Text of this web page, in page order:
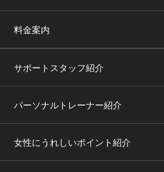
料金案内
サポートスタッフ紹介
パーソナルトレーナー紹介
女性にうれしいポイント紹介